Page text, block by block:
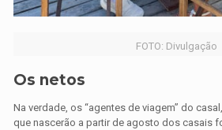
FOTO: Divulgação
Os netos
Na verdade, os “agentes de viagem” do
que nascerão a partir de agosto dos casais